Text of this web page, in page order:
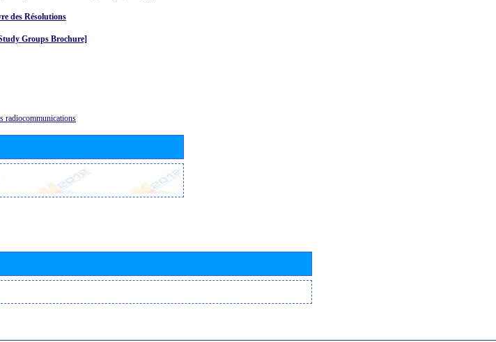
des Résolutions
Groups Brochure]
radiocommunications